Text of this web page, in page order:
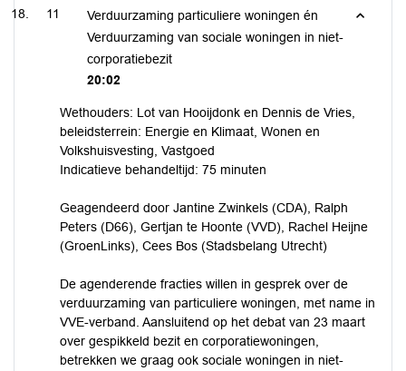
11
Verduurzaming particuliere woningen én
Verduurzaming van sociale woningen in niet-
corporatiebezit
20:02
Wethouders: Lot van Hooijdonk en Dennis de Vries,
beleidsterrein: Energie en Klimaat, Wonen en
Volkshuisvesting, Vastgoed
Indicatieve behandeltijd: 75 minuten
Geagendeerd door Jantine Zwinkels (CDA), Ralph
Peters (D66), Gertjan te Hoonte (VVD), Rachel Heijne
(GroenLinks), Cees Bos (Stadsbelang Utrecht)
De agenderende fracties willen in gesprek over de
verduurzaming van particuliere woningen, met name in
VVE-verband. Aansluitend op het debat van 23 maart
over gespikkeld bezit en corporatiewoningen,
betrekken we graag ook sociale woningen in niet-